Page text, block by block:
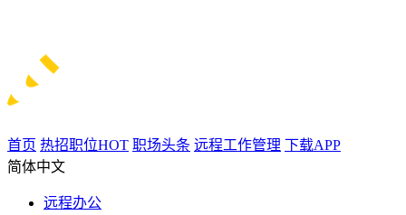
首页 热招职位HOT 职场头条 远程工作管理 下载APP
简体中文
远程办公